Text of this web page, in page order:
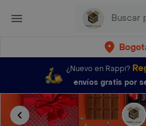
¿Nuevo en Rappi?
envíos gratis por